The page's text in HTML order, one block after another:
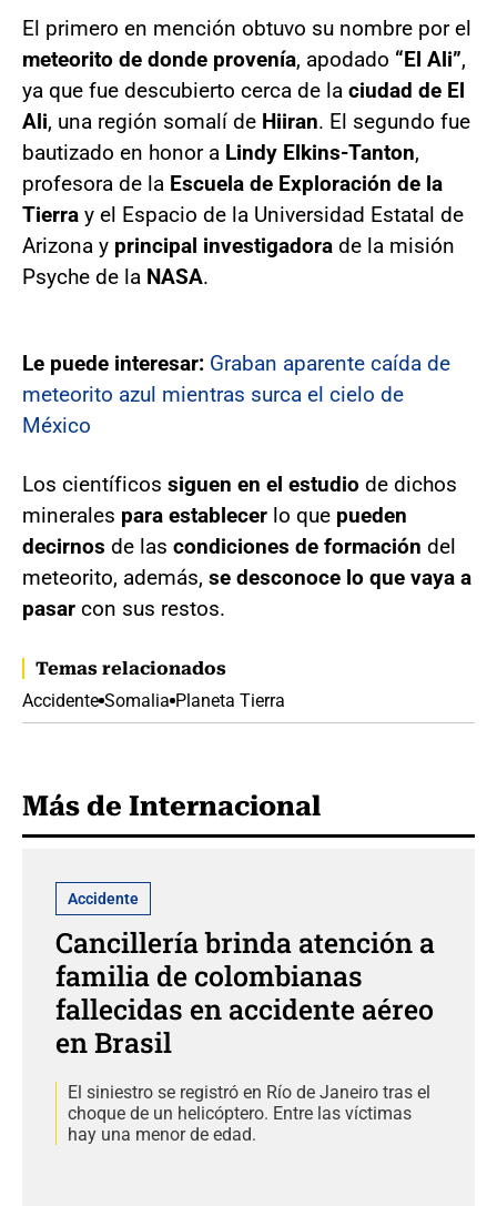
El primero en mención obtuvo su nombre por el
meteorito de donde provenía, apodado “El Ali”,
ya que fue descubierto cerca de la ciudad de El
Ali, una región somalí de Hiiran. El segundo fue
bautizado en honor a Lindy Elkins-Tanton,
profesora de la Escuela de Exploración de la
Tierra y el Espacio de la Universidad Estatal de
Arizona y principal investigadora de la misión
Psyche de la NASA.
Le puede interesar: Graban aparente caída de
meteorito azul mientras surca el cielo de
México
Los científicos siguen en el estudio de dichos
minerales para establecer lo que pueden
decirnos de las condiciones de formación del
meteorito, además, se desconoce lo que vaya a
pasar con sus restos.
Temas relacionados
Accidente Somalia Planeta Tierra
Más de Internacional
Accidente
Cancillería brinda atención a
familia de colombianas
fallecidas en accidente aéreo
en Brasil
El siniestro se registró en Río de Janeiro tras el
choque de un helicóptero. Entre las víctimas
hay una menor de edad.